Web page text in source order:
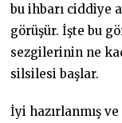
bu ihbarı ciddiye
görüşür. İşte bu
sezgilerinin ne
silsilesi başlar.
İyi hazırlanmış